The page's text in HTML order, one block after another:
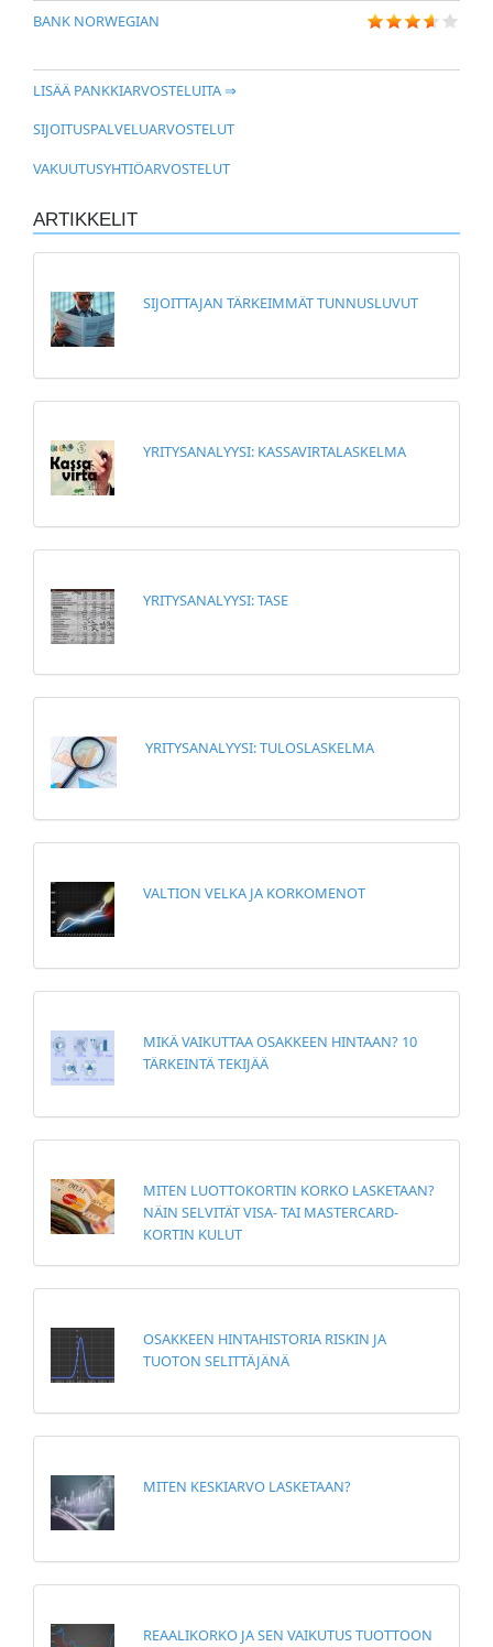
BANK NORWEGIAN
LISÄÄ PANKKIARVOSTELUITA ⇒
SIJOITUSPALVELUARVOSTELUT
VAKUUTUSYHTIÖARVOSTELUT
ARTIKKELIT
SIJOITTAJAN TÄRKEIMMÄT TUNNUSLUVUT
YRITYSANALYYSI: KASSAVIRTALASKELMA
YRITYSANALYYSI: TASE
YRITYSANALYYSI: TULOSLASKELMA
VALTION VELKA JA KORKOMENOT
MIKÄ VAIKUTTAA OSAKKEEN HINTAAN? 10
TÄRKEINTÄ TEKIJÄÄ
MITEN LUOTTOKORTIN KORKO LASKETAAN?
NÄIN SELVITÄT VISA- TAI MASTERCARD-
KORTIN KULUT
OSAKKEEN HINTAHISTORIA RISKIN JA
TUOTON SELITTÄJÄNÄ
MITEN KESKIARVO LASKETAAN?
REAALIKORKO JA SEN VAIKUTUS TUOTTOON